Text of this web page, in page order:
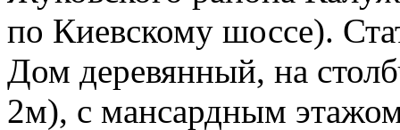
по Киевскому шоссе).
Дом деревянный, на
2м), с мансардным